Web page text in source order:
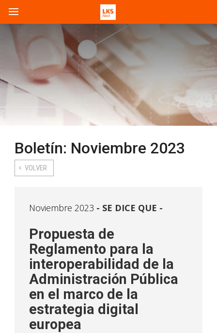
Boletín: Noviembre 2023
VOLVER
Noviembre 2023 SE DICE QUE -
Propuesta de
Reglamento para la
interoperabilidad de la
Administración Pública
en el marco de la
estrategia digital
europea